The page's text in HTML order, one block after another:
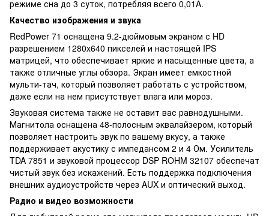
режиме сна до 3 суток, потребляя всего 0,01A.
Качество изображения и звука
RedPower 71 оснащена 9.2-дюймовым экраном с HD
разрешением 1280x640 пикселей и настоящей IPS
матрицей, что обеспечивает яркие и насыщенные цвета, а
также отличные углы обзора. Экран имеет емкостной
мульти-тач, который позволяет работать с устройством,
даже если на нем присутствует влага или мороз.
Звуковая система также не оставит вас равнодушными.
Магнитола оснащена 48-полосным эквалайзером, который
позволяет настроить звук по вашему вкусу, а также
поддерживает акустику с импедансом 2 и 4 Ом. Усилитель
TDA 7851 и звуковой процессор DSP ROHM 32107 обеспечат
чистый звук без искажений. Есть поддержка подключения
внешних аудиоустройств через AUX и оптический выход.
Радио и видео возможности